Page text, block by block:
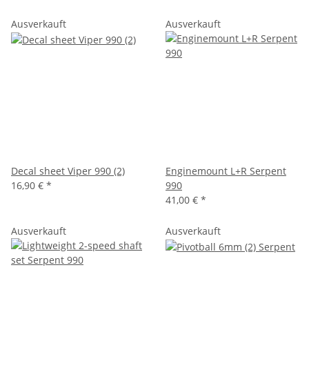
Ausverkauft
Decal sheet Viper 990 (2)
16,90 € *
Ausverkauft
Enginemount L+R Serpent
990
41,00 € *
Ausverkauft Ausverkauft